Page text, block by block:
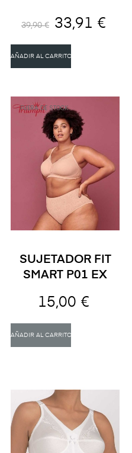
39,90 € 33,91 €
AÑADIR AL CARRITO
FUERA DE STOCK
SUJETADOR FIT
SMART P01 EX
15,00 €
AÑADIR AL CARRITO